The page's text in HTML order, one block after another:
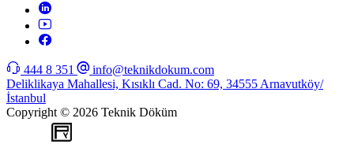
444 8 351
info@teknikdokum.com
Deliklikaya Mahallesi, Kısıklı Cad. No: 69, 34555 Arnavutköy/
İstanbul
Copyright © 2026 Teknik Döküm